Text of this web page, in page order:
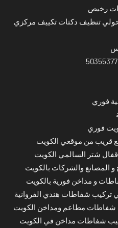
رخيص
تنظيف دكتات تكييف مركزي
فوري
فوري
قريب من موقعي الكويت
شتر السالمي الكويت
المصانع والشركات بالكويت
و مداخن فورية بالكويت
تركيب شفاطات هندي الفروانية
شفاطات مطاعم ومداخن الكويت
شفاطات مداخن في الكويت